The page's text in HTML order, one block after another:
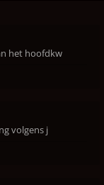
het hoofdkw
volgens j